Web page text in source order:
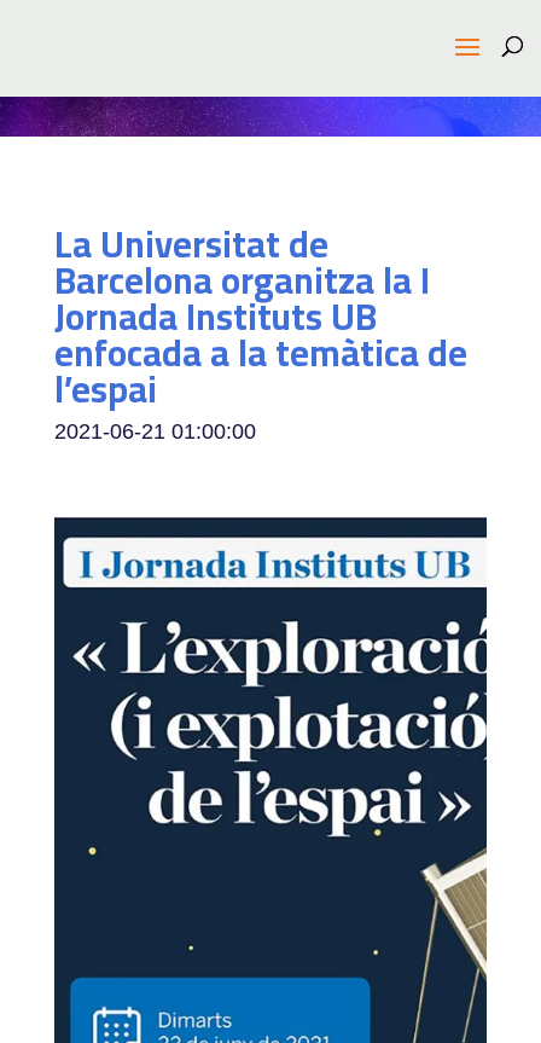
La Universitat de
Barcelona organitza la I
Jornada Instituts UB
enfocada a la temàtica de
l’espai
2021-06-21 01:00:00